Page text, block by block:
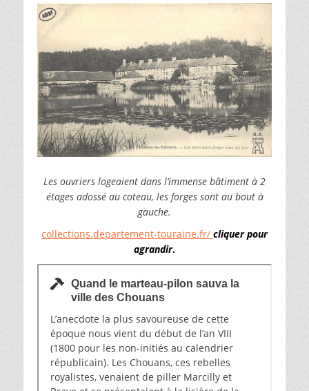
Les ouvriers logeaient dans l’immense bâtiment à 2
étages adossé au coteau, les forges sont au bout à
gauche.
collections.departement-touraine.fr/ cliquer pour
agrandir.
Quand le marteau-pilon sauva la
ville des Chouans
L’anecdote la plus savoureuse de cette
époque nous vient du début de l’an VIII
(1800 pour les non-initiés au calendrier
républicain). Les Chouans, ces rebelles
royalistes, venaient de piller Marcilly et